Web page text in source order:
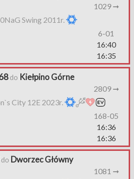
1029 ➞
Swing 2011r.
6-01
16:40
16:35
do Kiełpino Górne
2809 ➞
City 12E 2023r.
168-05
16:36
16:36
Dworzec Główny
1081 ➞